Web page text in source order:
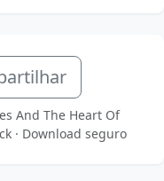
And The Heart Of
· Download seguro